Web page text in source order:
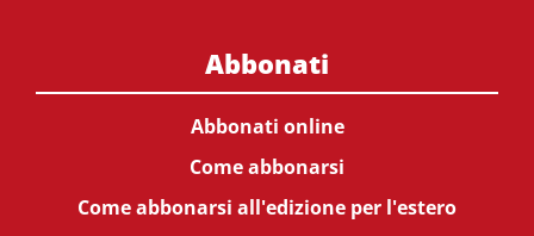
Abbonati
Abbonati online
Come abbonarsi
Come abbonarsi all'edizione per l'estero